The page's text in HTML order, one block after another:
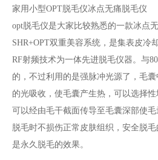
家用小型OPT脱毛仪冰点无痛脱毛仪
opt脱毛仪是大家比较熟悉的一款冰点
SHR+OPT双重美容系统，是集表皮冷
RF射频技术为一体先进脱毛仪器。与
的，不过利用的是强脉冲光源了，毛
的光吸收，使毛囊产生热，可以选择
可以经由毛干截面传导至毛囊深部使
脱毛时不损伤正常皮肤组织，安全脱
是永久脱毛的效果。